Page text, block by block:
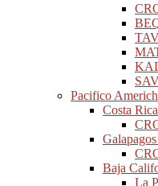
Pacifico
Costa Rica
Baja
La